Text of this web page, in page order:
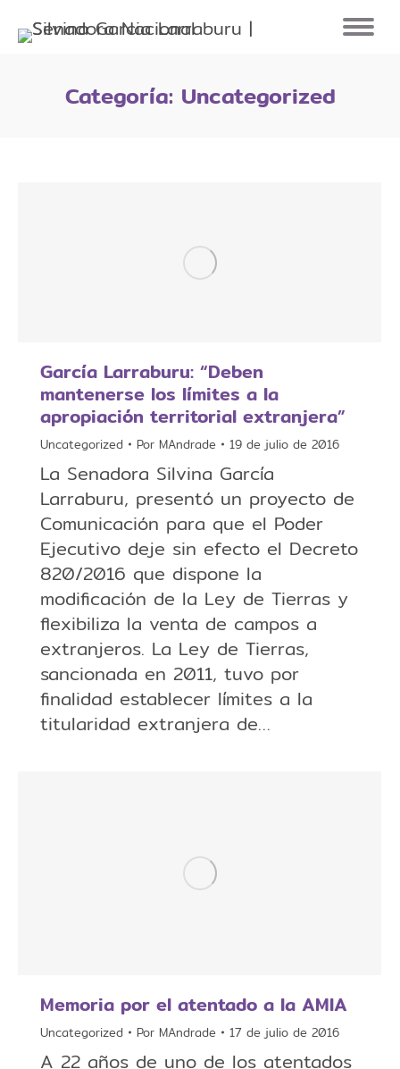
Categoría: Uncategorized
García Larraburu: “Deben
mantenerse los límites a la
apropiación territorial extranjera”
Uncategorized Por MAndrade 19 de julio de 2016
La Senadora Silvina García
Larraburu, presentó un proyecto de
Comunicación para que el Poder
Ejecutivo deje sin efecto el Decreto
820/2016 que dispone la
modificación de la Ley de Tierras y
flexibiliza la venta de campos a
extranjeros. La Ley de Tierras,
sancionada en 2011, tuvo por
finalidad establecer límites a la
titularidad extranjera de…
Memoria por el atentado a la AMIA
Uncategorized Por MAndrade 17 de julio de 2016
A 22 años de uno de los atentados